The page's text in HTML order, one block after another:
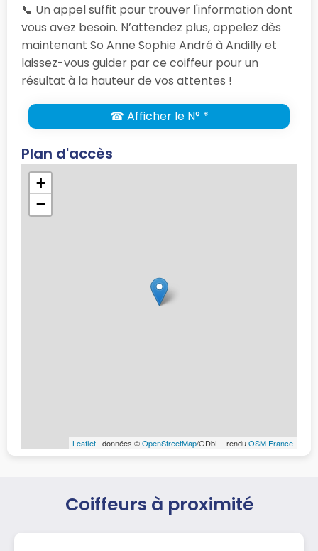
📞 Un appel suffit pour trouver l'information dont
vous avez besoin. N’attendez plus, appelez dès
maintenant So Anne Sophie André à Andilly et
laissez-vous guider par ce coiffeur pour un
résultat à la hauteur de vos attentes !
☎ Afficher le N° *
Plan d'accès
+
−
Leaflet | données ©OpenStreetMap/ODbL - renduOSM France
Coiffeurs à proximité